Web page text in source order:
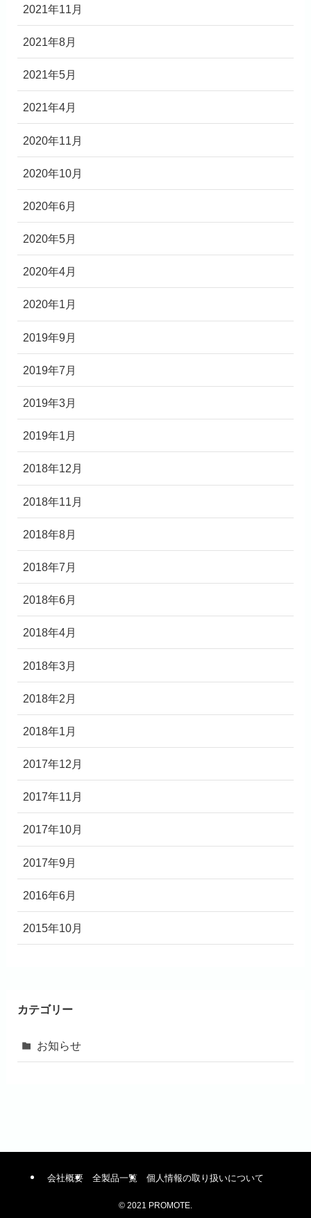
2021年11月
2021年8月
2021年5月
2021年4月
2020年11月
2020年10月
2020年6月
2020年5月
2020年4月
2020年1月
2019年9月
2019年7月
2019年3月
2019年1月
2018年12月
2018年11月
2018年8月
2018年7月
2018年6月
2018年4月
2018年3月
2018年2月
2018年1月
2017年12月
2017年11月
2017年10月
2017年9月
2016年6月
2015年10月
カテゴリー
お知らせ
会社概要 全製品一覧 個人情報の取り扱いについて
© 2021 PROMOTE.